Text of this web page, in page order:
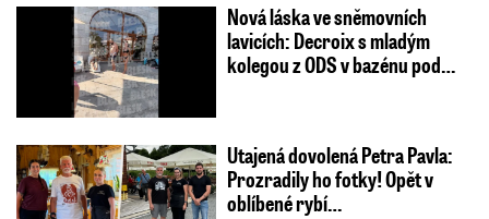
Nová láska ve sněmovních
lavicích: Decroix s mladým
kolegou z ODS v bazénu pod…
Utajená dovolená Petra Pavla:
Prozradily ho fotky! Opět v
oblíbené rybí…